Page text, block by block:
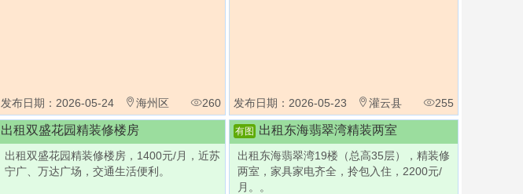
发布日期：2026-05-24 海州区 260 发布日期：2026-05-23 灌云县 255
出租双盛花园精装修楼房
出租双盛花园精装修楼房，1400元/月，近苏
宁广、万达广场，交通生活便利。
有图 出租东海翡翠湾精装两室
出租东海翡翠湾19楼（总高35层），精装修
两室，家具家电齐全，拎包入住，2200元/
月。。